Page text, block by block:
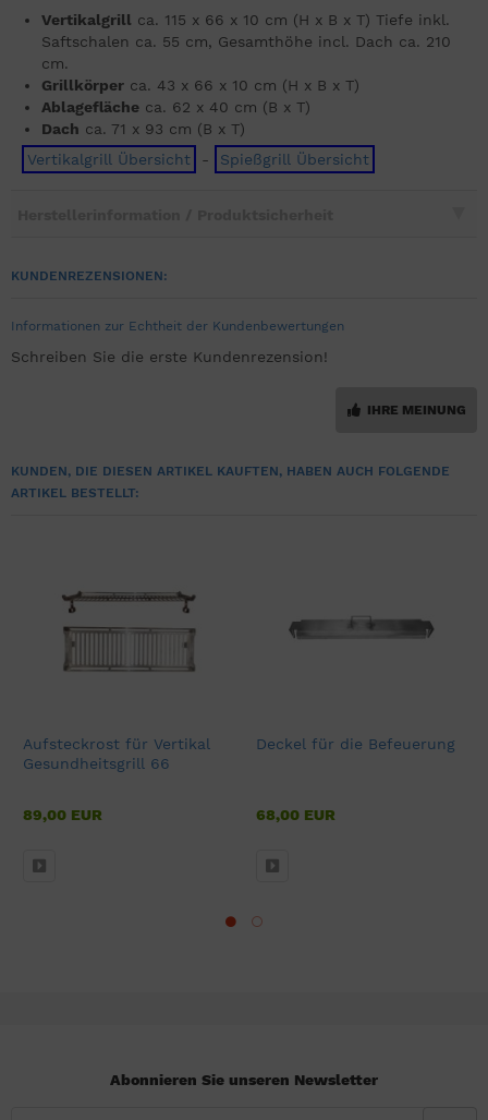
Vertikalgrill ca. 115 x 66 x 10 cm (H x B x T) Tiefe inkl.
Saftschalen ca. 55 cm, Gesamthöhe incl. Dach ca. 210
cm.
Grillkörper ca. 43 x 66 x 10 cm (H x B x T)
Ablagefläche ca. 62 x 40 cm (B x T)
Dach ca. 71 x 93 cm (B x T)
Vertikalgrill Übersicht
- Spießgrill Übersicht
KUNDENREZENSIONEN:
Informationen zur Echtheit der Kundenbewertungen
Schreiben Sie die erste Kundenrezension!
IHRE MEINUNG
KUNDEN, DIE DIESEN ARTIKEL KAUFTEN, HABEN AUCH FOLGENDE
ARTIKEL BESTELLT:
Aufsteckrost für Vertikal
Gesundheitsgrill 66
89,00 EUR
Deckel für die Befeuerung
68,00 EUR
Abonnieren Sie unseren Newsletter